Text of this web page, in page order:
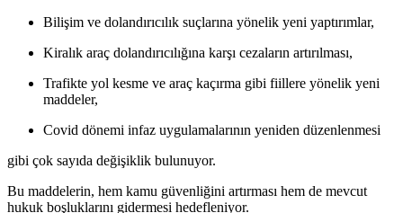
Bilişim ve dolandırıcılık suçlarına yönelik yeni yaptırımlar,
Kiralık araç dolandırıcılığına karşı cezaların artırılması,
Trafikte yol kesme ve araç kaçırma gibi fiillere yönelik yeni
maddeler,
Covid dönemi infaz uygulamalarının yeniden düzenlenmesi
gibi çok sayıda değişiklik bulunuyor.
Bu maddelerin, hem kamu güvenliğini artırması hem de mevcut
hukuk boşluklarını gidermesi hedefleniyor.